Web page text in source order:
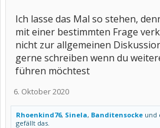
Ich lasse das Mal so stehen,
mit einer bestimmten Frage
nicht zur allgemeinen
gerne schreiben wenn du
führen möchtest
6. Oktober 2020
Rhoenkind76, Sinela, Banditensocke und
gefällt das.